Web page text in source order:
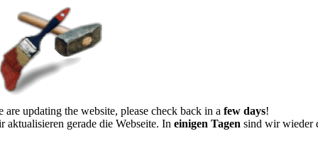
are updating the website, please check back in a few days!
aktualisieren gerade die Webseite. In einigen Tagen sind wir wieder